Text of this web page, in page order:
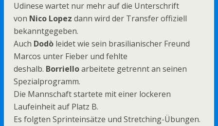
Udinese wartet nur mehr auf die Unterschrift
von Nico Lopez dann wird der Transfer offiziell
bekanntgegeben.
Auch Dodò leidet wie sein brasilianischer Freund
Marcos unter Fieber und fehlte
deshalb. Borrielloarbeitete getrennt an seinen
Spezialprogramm.
Die Mannschaft startete mit einer lockeren
Laufeinheit auf Platz B.
Es folgten Sprinteinsätze und Stretching-Übungen.